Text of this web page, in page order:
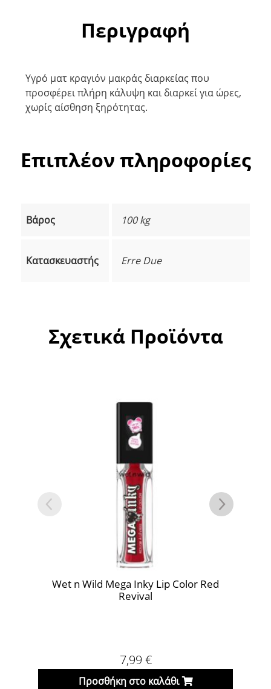
Περιγραφή
Υγρό ματ κραγιόν μακράς διαρκείας που
προσφέρει πλήρη κάλυψη και διαρκεί για ώρες,
χωρίς αίσθηση ξηρότητας.
Επιπλέον πληροφορίες
Βάρος 100 kg
Κατασκευαστής Erre Due
Σχετικά Προϊόντα
Wet n Wild Mega Inky Lip Color Red
Revival
7,99 €
Προσθήκη στο καλάθι